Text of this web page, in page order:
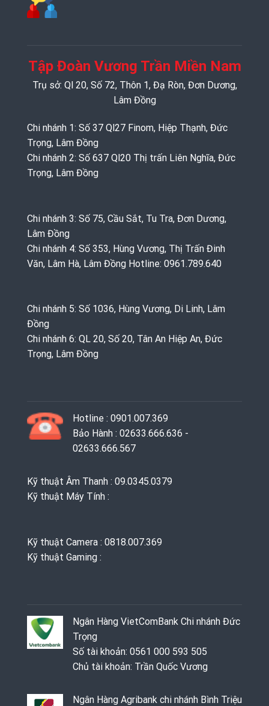
Tập Đoàn Vương Trần Miền Nam
Trụ sở: Ql 20, Số 72, Thôn 1, Đạ Ròn, Đơn Dương,
Lâm Đồng
Chi nhánh 1: Số 37 Ql27 Finom, Hiệp Thạnh, Đức
Trọng, Lâm Đồng
Chi nhánh 2: Số 637 Ql20 Thị trấn Liên Nghĩa, Đức
Trọng, Lâm Đồng
Chi nhánh 3: Số 75, Cầu Sắt, Tu Tra, Đơn Dương,
Lâm Đồng
Chi nhánh 4: Số 353, Hùng Vương, Thị Trấn Đinh
Văn, Lâm Hà, Lâm Đồng Hotline: 0961.789.640
Chi nhánh 5: Số 1036, Hùng Vương, Di Linh, Lâm
Đồng
Chi nhánh 6: QL 20, Số 20, Tân An Hiệp An, Đức
Trọng, Lâm Đồng
Hotline : 0901.007.369
Bảo Hành : 02633.666.636 -
02633.666.567
Kỹ thuật Âm Thanh : 09.0345.0379
Kỹ thuật Máy Tính :
Kỹ thuật Camera : 0818.007.369
Kỹ thuật Gaming ‭: ‬
Ngân Hàng VietComBank Chi nhánh Đức
Trọng
Số tài khoản: 0561 000 593 505
Chủ tài khoản: Trần Quốc Vương
Ngân Hàng Agribank chi nhánh Bình Triệu